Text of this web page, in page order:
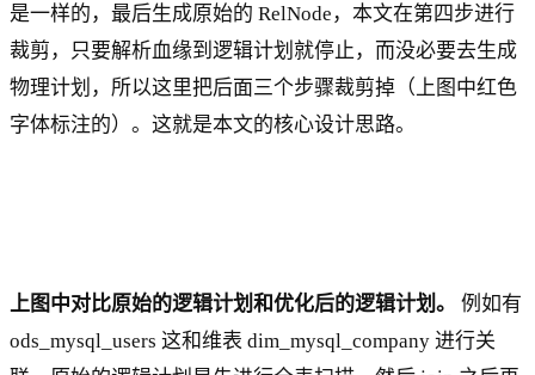
是一样的，最后生成原始的 RelNode，本文在第四步进行
裁剪，只要解析血缘到逻辑计划就停止，而没必要去生成
物理计划，所以这里把后面三个步骤裁剪掉（上图中红色
字体标注的）。这就是本文的核心设计思路。
上图中对比原始的逻辑计划和优化后的逻辑计划。
例如有
ods_mysql_users 这和维表 dim_mysql_company 进行关